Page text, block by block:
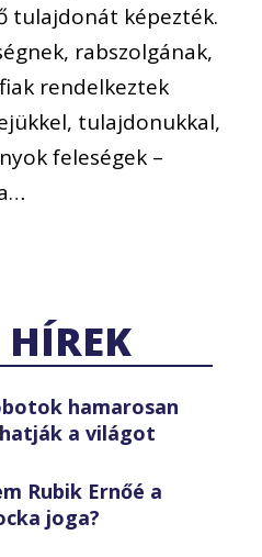
tulajdonát képezték.
rabszolgának,
rendelkeztek
tulajdonukkal,
feleségek –
hamarosan
a világot
Rubik Ernőé a
joga?